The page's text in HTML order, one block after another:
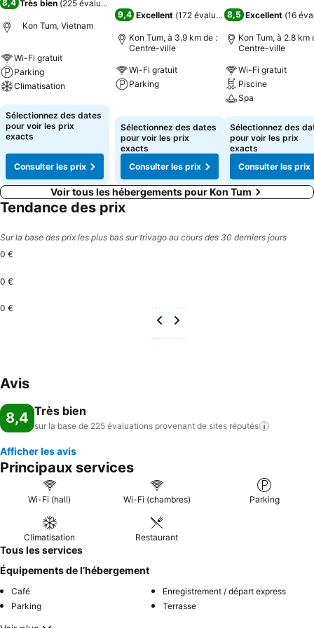
8,4 Très bien (225 évaluations
Kon Tum, Vietnam
Wi-Fi gratuit
Parking
Climatisation
Consulter les prix
Sélectionnez des dates
pour voir les prix
exacts
Consulter les prix
9,4 Excellent (172 évaluations)
Kon Tum, à 3.9 km de :
Centre-ville
Wi-Fi gratuit
Parking
Sélectionnez des dates
pour voir les prix
exacts
Consulter les prix
8,5 Excellent (16
Kon Tum, à 2.8 km
Centre-ville
Wi-Fi gratuit
Piscine
Spa
Consulter les
Sélectionnez des
pour voir les prix
exacts
Consulter les prix
Voir tous les hébergements pour Kon Tum
Tendance des prix
Sur la base des prix les plus bas sur trivago au cours des 30 derniers jours
0 €
0 €
0 €
Avis
8,4 Très bien
sur la base de 225 évaluations provenant de sites réputés
Afficher les avis
Principaux services
Wi-Fi (hall) Wi-Fi (chambres) Parking
Climatisation Restaurant
Tous les services
Équipements de l’hébergement
Café
Enregistrement / départ express
Parking
Terrasse